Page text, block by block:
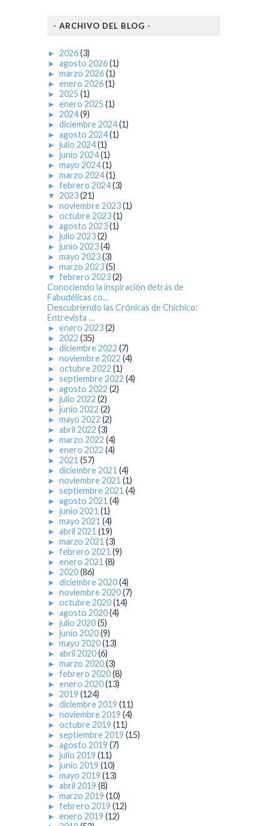
- ARCHIVO DEL BLOG -
► 2026(3)
► agosto 2026(1)
► marzo 2026(1)
► enero 2026(1)
► 2025 (1)
► enero 2025 (1)
► 2024(9)
► diciembre 2024(1)
► agosto 2024(1)
► julio 2024(1)
► junio 2024(1)
► mayo 2024(1)
► marzo 2024(1)
► febrero 2024(3)
▼ 2023(21)
► noviembre 2023(1)
► octubre 2023(1)
► agosto 2023(1)
► julio 2023(2)
► junio 2023(4)
► mayo 2023(3)
► marzo 2023(5)
▼ febrero 2023(2)
Conociendo la inspiración detrás de
Fabudélicas co...
Descubriendo las Crónicas de Chichico:
Entrevista ...
► enero 2023(2)
► 2022 (35)
► diciembre 2022 (7)
► noviembre 2022 (4)
► octubre 2022 (1)
► septiembre 2022 (4)
► agosto 2022 (2)
► julio 2022 (2)
► junio 2022 (2)
► mayo 2022 (2)
► abril 2022 (3)
► marzo 2022 (4)
► enero 2022 (4)
► 2021 (57)
► diciembre 2021 (4)
► noviembre 2021 (1)
► septiembre 2021 (4)
► agosto 2021 (4)
► junio 2021 (1)
► mayo 2021 (4)
► abril 2021 (19)
► marzo 2021 (3)
► febrero 2021 (9)
► enero 2021 (8)
► 2020(86)
► diciembre 2020(4)
► noviembre 2020(7)
► octubre 2020(14)
► agosto 2020(4)
► julio 2020(5)
► junio 2020(9)
► mayo 2020(13)
► abril 2020(6)
► marzo 2020(3)
► febrero 2020(8)
► enero 2020(13)
► 2019 (124)
► diciembre 2019 (11)
► noviembre 2019 (4)
► octubre 2019 (11)
► septiembre 2019 (15)
► agosto 2019 (7)
► julio 2019 (11)
► junio 2019 (10)
► mayo 2019 (13)
► abril 2019 (8)
► marzo 2019 (10)
► febrero 2019 (12)
► enero 2019 (12)